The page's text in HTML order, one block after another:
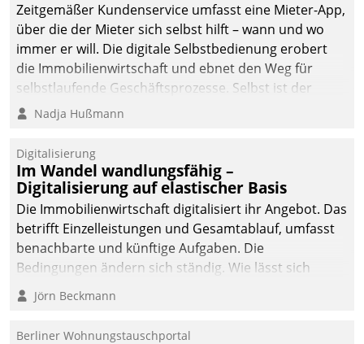
Zeitgemäßer Kundenservice umfasst eine Mieter-App,
über die der Mieter sich selbst hilft – wann und wo
immer er will. Die digitale Selbstbedienung erobert
die Immobilienwirtschaft und ebnet den Weg für
selbstlaufende Geschäftsprozesse. Selbst ist der
Kunde und smart der Serviceanbieter.
Nadja Hußmann
Digitalisierung
Im Wandel wandlungsfähig –
Digitalisierung auf elastischer Basis
Die Immobilienwirtschaft digitalisiert ihr Angebot. Das
betrifft Einzelleistungen und Gesamtablauf, umfasst
benachbarte und künftige Aufgaben. Die
Bedingungen ändern sich ständig. Wie lässt sich
technisch die Kontrolle wahren und zugleich Freiraum
fürs Wachsen öffnen?
Jörn Beckmann
Berliner Wohnungstauschportal